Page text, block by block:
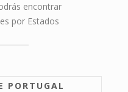
encontrar
por Estados
PORTUGAL